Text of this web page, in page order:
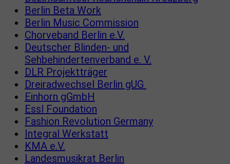
Berlin Beta Work
Berlin Music Commission
Chorveband Berlin e.V.
Deutscher Blinden- und
Sehbehindertenverband e. V.
DLR Projektträger
Dreiradwechsel Berlin gUG
Einhorn gGmbH
Essl Foundation
Fashion Revolution Germany
Integral Werkstatt
KMA e.V.
Landesmusikrat Berlin